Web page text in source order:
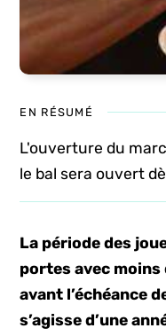
EN RÉSUMÉ
L'ouverture du
le bal sera ouvert
La période des
portes avec
avant l’échéance
s’agisse d’une